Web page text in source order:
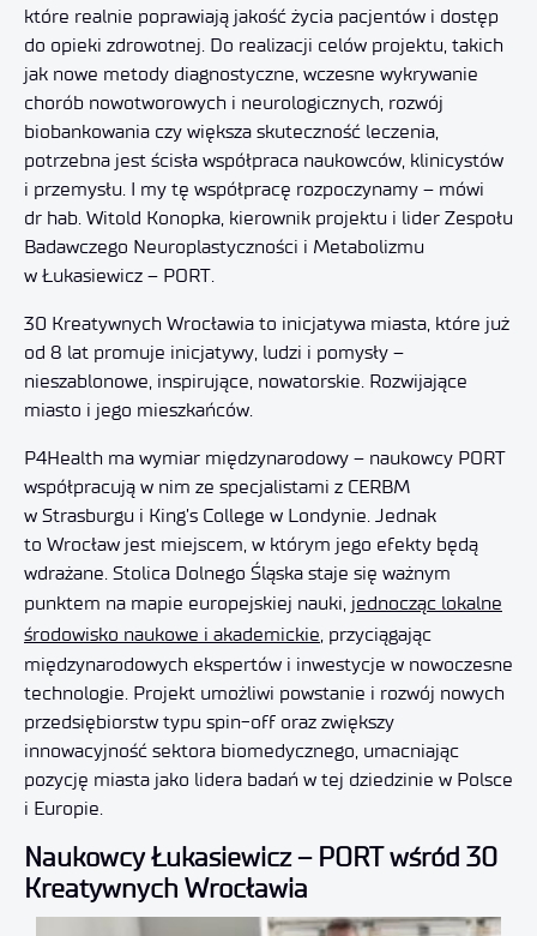
które realnie poprawiają jakość życia pacjentów i dostęp
do opieki zdrowotnej. Do realizacji celów projektu, takich
jak nowe metody diagnostyczne, wczesne wykrywanie
chorób nowotworowych i neurologicznych, rozwój
biobankowania czy większa skuteczność leczenia,
potrzebna jest ścisła współpraca naukowców, klinicystów
i przemysłu. I my tę współpracę rozpoczynamy – mówi
dr hab. Witold Konopka, kierownik projektu i lider Zespołu
Badawczego Neuroplastyczności i Metabolizmu
w Łukasiewicz – PORT.
30 Kreatywnych Wrocławia to inicjatywa miasta, które już
od 8 lat promuje inicjatywy, ludzi i pomysły –
nieszablonowe, inspirujące, nowatorskie. Rozwijające
miasto i jego mieszkańców.
P4Health ma wymiar międzynarodowy – naukowcy PORT
współpracują w nim ze specjalistami z CERBM
w Strasburgu i King’s College w Londynie. Jednak
to Wrocław jest miejscem, w którym jego efekty będą
wdrażane. Stolica Dolnego Śląska staje się ważnym
punktem na mapie europejskiej nauki, jednocząc lokalne
środowisko naukowe i akademickie , przyciągając
międzynarodowych ekspertów i inwestycje w nowoczesne
technologie. Projekt umożliwi powstanie i rozwój nowych
przedsiębiorstw typu spin-off oraz zwiększy
innowacyjność sektora biomedycznego, umacniając
pozycję miasta jako lidera badań w tej dziedzinie w Polsce
i Europie.
Naukowcy Łukasiewicz – PORT wśród 30
Kreatywnych Wrocławia